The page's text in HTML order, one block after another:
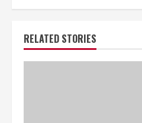
RELATED STORIES